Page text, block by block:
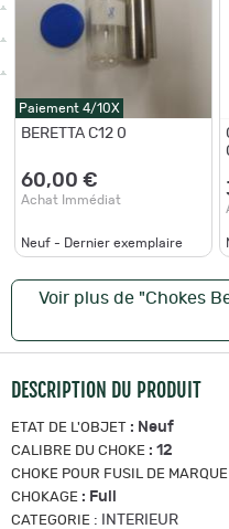
Paiement 4/10X
BERETTA C12 0
60,00 €
Achat Immédiat
Neuf - Dernier exemplaire
Voir plus de "Chokes
DESCRIPTION DU PRODUIT
ETAT DE L'OBJET : Neuf
CALIBRE DU CHOKE : 12
CHOKE POUR FUSIL DE MARQUE
CHOKAGE : Full
CATEGORIE : INTERIEUR